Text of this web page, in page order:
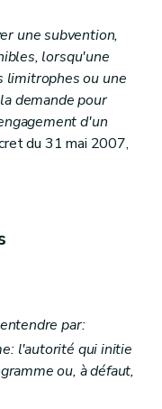
de projets sur l'environnement
une subvention,
lorsqu'une
limitrophes ou une
demande pour
d'un
du 31 mai 2007,
par:
l'autorité qui initie
ou, à défaut,